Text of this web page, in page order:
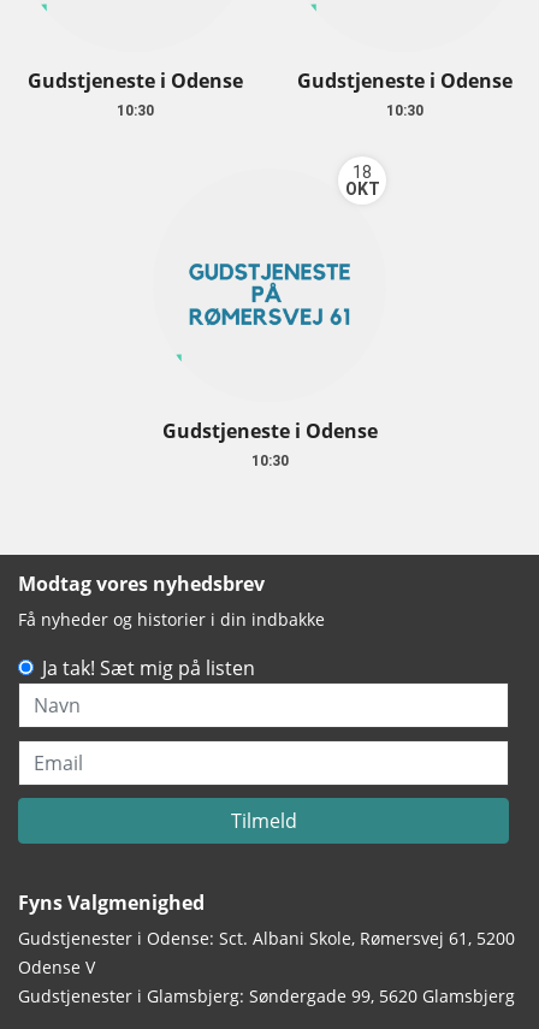
Gudstjeneste i Odense
10:30
Gudstjeneste i Odense
10:30
18
OKT
Gudstjeneste i Odense
10:30
Fyns Valgmenighed
Gudstjenester i Odense: Sct. Albani Skole, Rømersvej 61, 5200
Odense V
Gudstjenester i Glamsbjerg: Søndergade 99, 5620 Glamsbjerg
Modtag vores nyhedsbrev
Få nyheder og historier i din indbakke
Ja tak! Sæt mig på listen
Navn
Email
Tilmeld